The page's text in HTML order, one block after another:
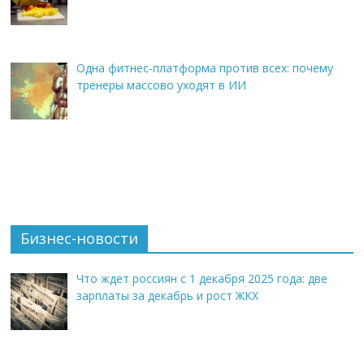
Одна фитнес-платформа против всех: почему
тренеры массово уходят в ИИ
Бизнес-новости
Что ждет россиян с 1 декабря 2025 года: две
зарплаты за декабрь и рост ЖКХ